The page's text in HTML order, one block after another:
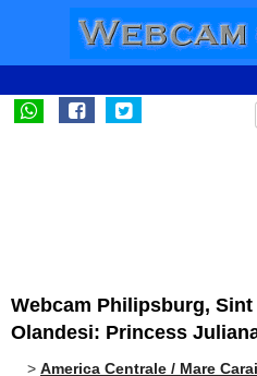
Webcam Philipsburg,
Olandesi: Princess
> America Centrale / Mare